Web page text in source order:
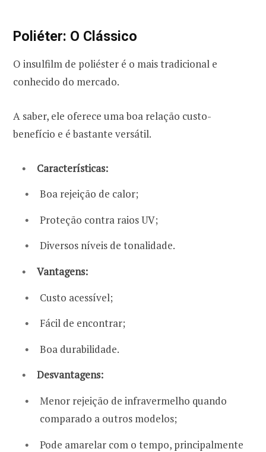
Poliéter: O Clássico
O insulfilm de poliéster é o mais tradicional e
conhecido do mercado.
A saber, ele oferece uma boa relação custo-
benefício e é bastante versátil.
Características:
Boa rejeição de calor;
Proteção contra raios UV;
Diversos níveis de tonalidade.
Vantagens:
Custo acessível;
Fácil de encontrar;
Boa durabilidade.
Desvantagens:
Menor rejeição de infravermelho quando
comparado a outros modelos;
Pode amarelar com o tempo, principalmente